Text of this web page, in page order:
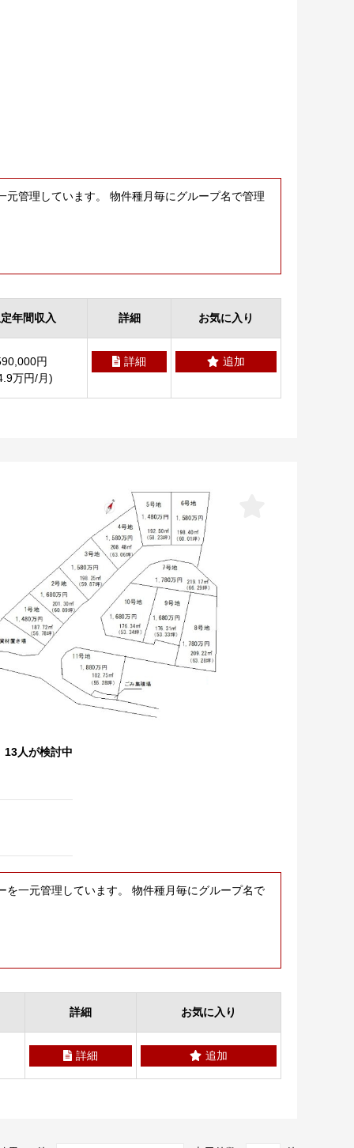
管理しています。 物件種月毎にグループ名で管理
年間収入 詳細 お気に入り
円
万円/月)
詳細 追加
13人が検討中
一元管理しています。 物件種月毎にグループ名で
詳細 お気に入り
詳細 追加